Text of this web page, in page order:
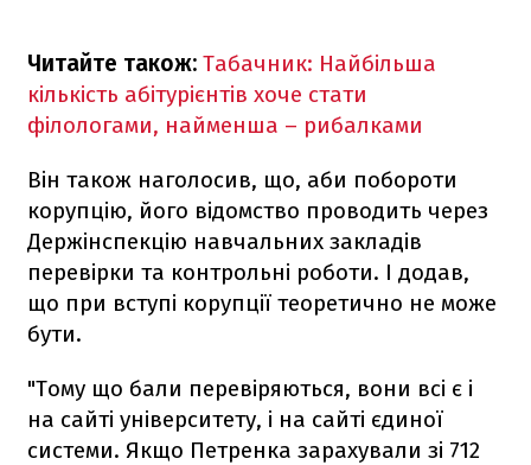
Читайте також: Табачник: Найбільша
кількість абітурієнтів хоче стати
філологами, найменша – рибалками
Він також наголосив, що, аби побороти
корупцію, його відомство проводить через
Держінспекцію навчальних закладів
перевірки та контрольні роботи. І додав,
що при вступі корупції теоретично не може
бути.
"Тому що бали перевіряються, вони всі є і
на сайті університету, і на сайті єдиної
системи. Якщо Петренка зарахували зі 712